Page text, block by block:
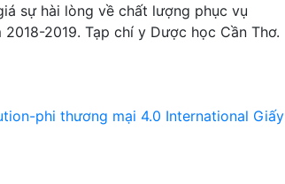
sự hài lòng về chất lượng phục vụ
2019. Tạp chí y Dược học Cần Thơ.
phi thương mại 4.0 International Giấy